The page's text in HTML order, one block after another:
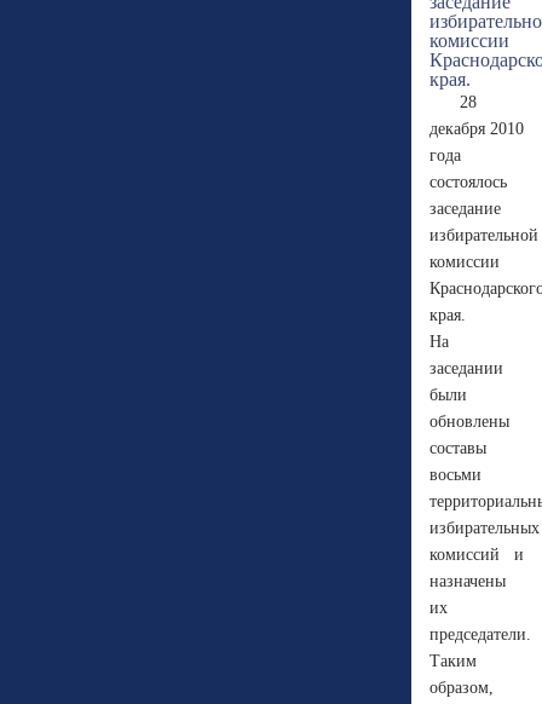
28
декабря 2010
года
состоялось
заседание
избирательной
комиссии
края.
На
заседании
были
обновлены
составы
восьми
избирательных
комиссий и
назначены
их
председатели.
Таким
образом,